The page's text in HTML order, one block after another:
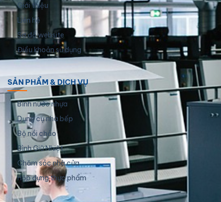
Giới thiệu
Liên hệ
Sơ đồ website
Điều khoản sử dụng
SẢN PHẨM & DỊCH VỤ
Bình nước nhựa
Dụng cụ nhà bếp
Bộ nồi chảo
Bình Giữ Nhiệt
Chăm sóc nhà cửa
Hộp đựng thực phẩm